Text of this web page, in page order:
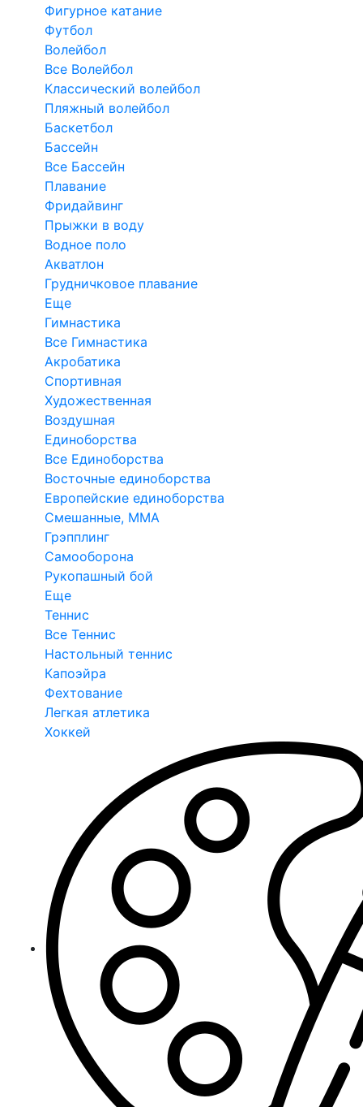
Фигурное катание
Футбол
Волейбол
Все Волейбол
Классический волейбол
Пляжный волейбол
Баскетбол
Бассейн
Все Бассейн
Плавание
Фридайвинг
Прыжки в воду
Водное поло
Акватлон
Грудничковое плавание
Еще
Гимнастика
Все Гимнастика
Акробатика
Спортивная
Художественная
Воздушная
Единоборства
Все Единоборства
Восточные единоборства
Европейские единоборства
Смешанные, ММА
Грэпплинг
Самооборона
Рукопашный бой
Еще
Теннис
Все Теннис
Настольный теннис
Капоэйра
Фехтование
Легкая атлетика
Хоккей